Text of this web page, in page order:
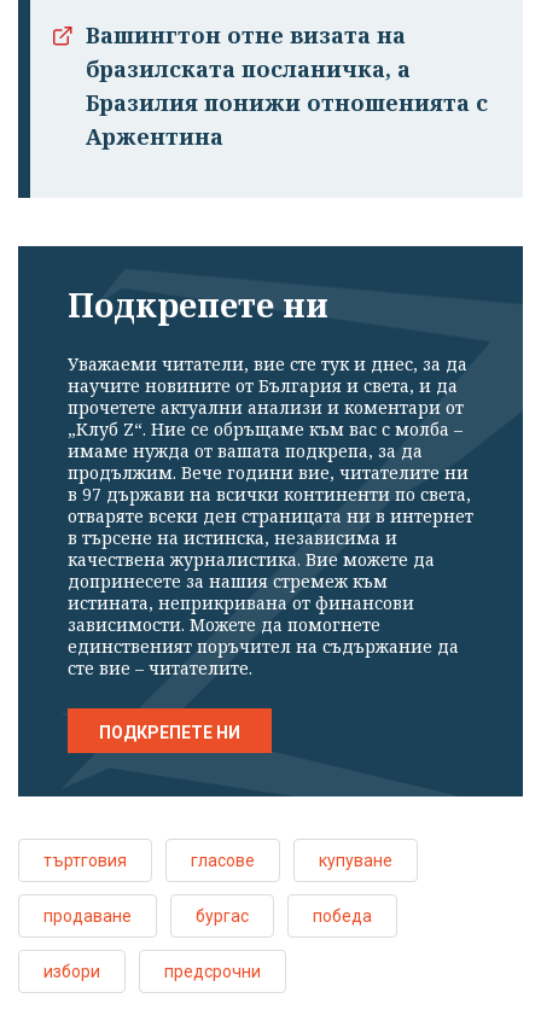
Вашингтон отне визата на
бразилската посланичка, а
Бразилия понижи отношенията с
Аржентина
Подкрепете ни
Уважаеми читатели, вие сте тук и днес, за да
научите новините от България и света, и да
прочетете актуални анализи и коментари от
„Клуб Z“. Ние се обръщаме към вас с молба –
имаме нужда от вашата подкрепа, за да
продължим. Вече години вие, читателите ни
в 97 държави на всички континенти по света,
отваряте всеки ден страницата ни в интернет
в търсене на истинска, независима и
качествена журналистика. Вие можете да
допринесете за нашия стремеж към
истината, неприкривана от финансови
зависимости. Можете да помогнете
единственият поръчител на съдържание да
сте вие – читателите.
ПОДКРЕПЕТЕ НИ
търтговия гласове купуване
продаване бургас победа
избори предсрочни